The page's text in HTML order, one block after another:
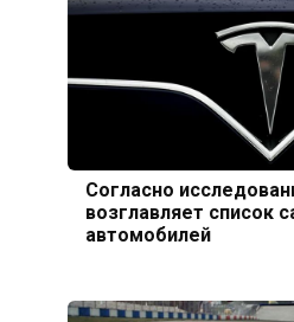
Согласно
возглавляет список
автомобилей